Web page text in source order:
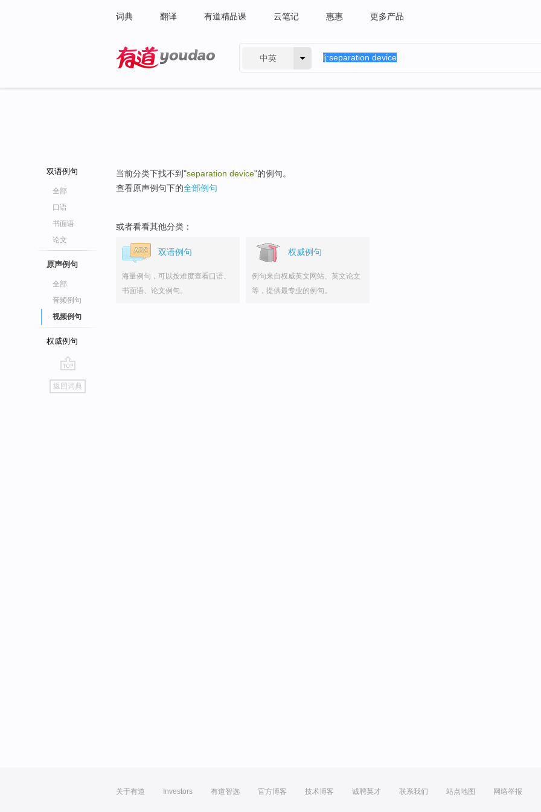
词典 翻译 有道精品课 云笔记 惠惠 更多产品
中英
双语例句
全部
口语
书面语
论文
原声例句
全部
音频例句
视频例句
权威例句
go
top
返回词典
当前分类下找不到"separation device"的例句。
查看原声例句下的全部例句
或者看看其他分类：
双语例句
海量例句，可以按难度查看口语、
书面语、论文例句。
权威例句
例句来自权威英文网站、英文论文
等，提供最专业的例句。
关于有道 Investors 有道智选 官方博客 技术博客 诚聘英才 联系我们 站点地图 网络举报